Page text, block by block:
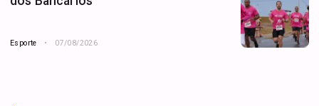
Esporte 07/08/2026